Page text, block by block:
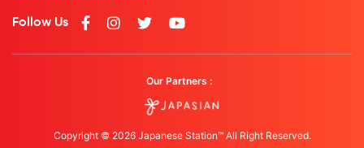
Follow Us
Our Partners :
Copyright © 2026 Japanese Station™ All Right Reserved.